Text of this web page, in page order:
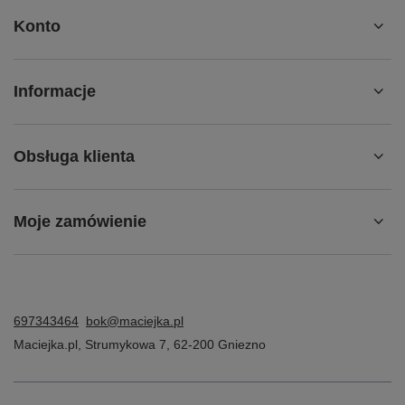
Konto
Informacje
Obsługa klienta
Moje zamówienie
697343464 bok@maciejka.pl
Maciejka.pl
Strumykowa 7 62-200 Gniezno